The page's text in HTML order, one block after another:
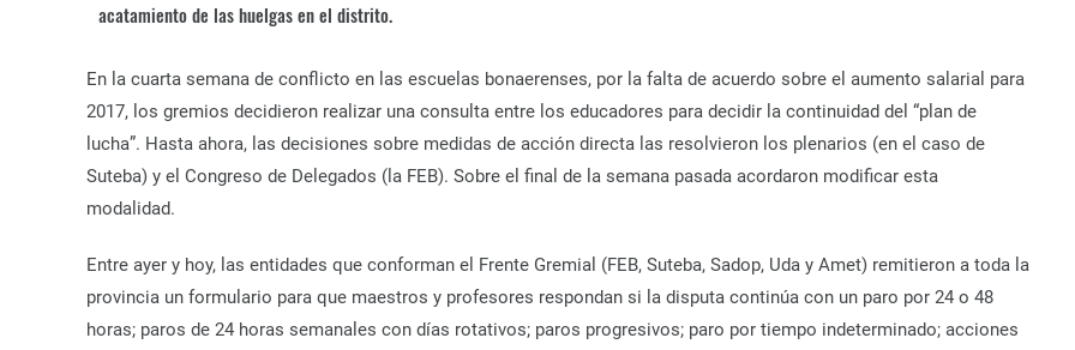
acatamiento de las huelgas en el distrito.
En la cuarta semana de conflicto en las escuelas bonaerenses, por la falta de acuerdo sobre el aumento salarial para
2017, los gremios decidieron realizar una consulta entre los educadores para decidir la continuidad del “plan de
lucha”. Hasta ahora, las decisiones sobre medidas de acción directa las resolvieron los plenarios (en el caso de
Suteba) y el Congreso de Delegados (la FEB). Sobre el final de la semana pasada acordaron modificar esta
modalidad.
Entre ayer y hoy, las entidades que conforman el Frente Gremial (FEB, Suteba, Sadop, Uda y Amet) remitieron a toda la
provincia un formulario para que maestros y profesores respondan si la disputa continúa con un paro por 24 o 48
horas; paros de 24 horas semanales con días rotativos; paros progresivos; paro por tiempo indeterminado; acciones